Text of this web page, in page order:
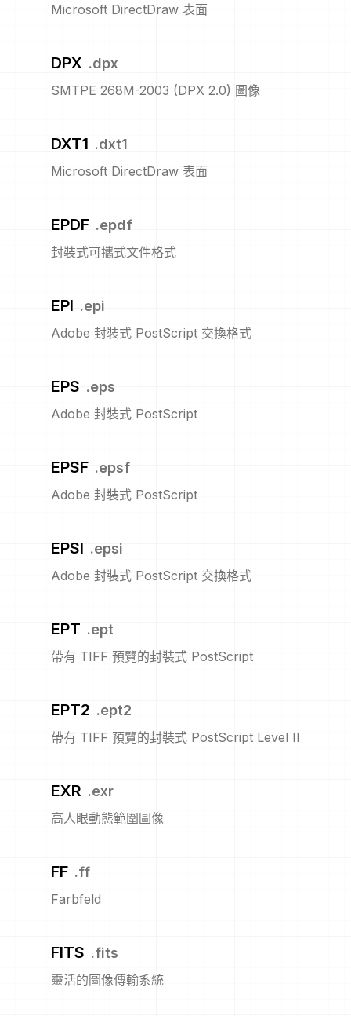
Microsoft DirectDraw 表面
DPX .dpx
SMTPE 268M-2003 (DPX 2.0) 圖像
DXT1 .dxt1
Microsoft DirectDraw 表面
EPDF .epdf
封裝式可攜式文件格式
EPI .epi
Adobe 封裝式 PostScript 交換格式
EPS .eps
Adobe 封裝式 PostScript
EPSF .epsf
Adobe 封裝式 PostScript
EPSI .epsi
Adobe 封裝式 PostScript 交換格式
EPT .ept
帶有 TIFF 預覽的封裝式 PostScript
EPT2 .ept2
帶有 TIFF 預覽的封裝式 PostScript Level II
EXR .exr
高人眼動態範圍圖像
FF .ff
Farbfeld
FITS .fits
靈活的圖像傳輸系統